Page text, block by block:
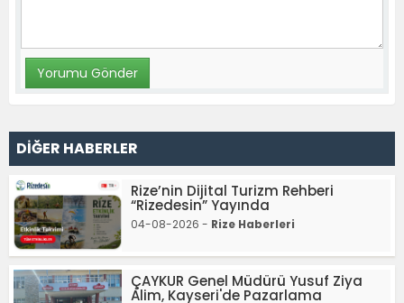
DİĞER HABERLER
Rize’nin Dijital Turizm Rehberi
“Rizedesin” Yayında
04-08-2026 - Rize Haberleri
ÇAYKUR Genel Müdürü Yusuf Ziya
Alim, Kayseri'de Pazarlama